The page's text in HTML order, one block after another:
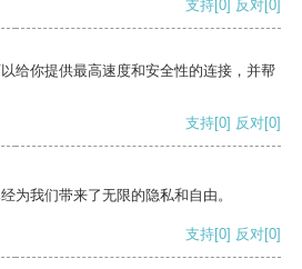
支持 [0] 反对 [0]
给你提供最高速度和安全性的连接，并帮
支持[0] 反对[0]
为我们带来了无限的隐私和自由。
支持[0] 反对[0]